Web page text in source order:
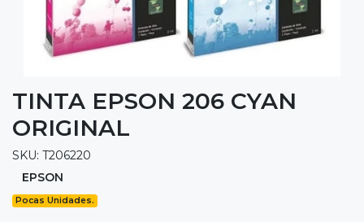
TINTA EPSON 206 CYAN
ORIGINAL
SKU: T206220
EPSON
Pocas Unidades.